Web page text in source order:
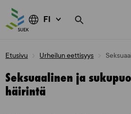
FI
Etusivu Urheilun eettisyys
Seksuaalinen ja
häirintä